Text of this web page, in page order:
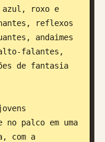
azul, roxo e
reflexos
andaimes
falantes,
de fantasia
palco em uma
com a